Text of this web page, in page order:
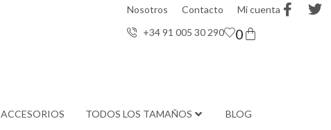
Nosotros Contacto
Mi cuenta
+34 91 005 30 290 0
ACCESORIOS TODOS LOS TAMAÑOS BLOG